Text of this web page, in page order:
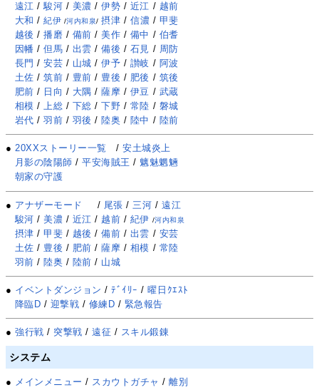
遠江 /駿河 / 美濃 /伊勢 / 近江 / 越前
大和 /紀伊 /河内和泉/摂津 / 信濃 / 甲斐
越後 /播磨 / 備前 /美作 / 備中 / 伯耆
因幡 /但馬 / 出雲 /備後 / 石見 / 周防
長門 /安芸 / 山城 /伊予 / 讃岐 / 阿波
土佐 /筑前 / 豊前 / 豊後 / 肥後 / 筑後
肥前 / 日向 / 大隅 /薩摩 / 伊豆 / 武蔵
相模 /上総 / 下総 /下野 / 常陸 / 磐城
岩代 /羽前 / 羽後 / 陸奥 / 陸中 / 陸前
●20XXストーリー一覧 /安土城炎上
月影の陰陽師 /平安海賊王 / 魑魅魍魎
朝家の守護
● アナザーモード / 尾張 / 三河 / 遠江
駿河 /美濃 / 近江 / 越前 / 紀伊 /河内和泉
摂津 /甲斐 / 越後 /備前 / 出雲 / 安芸
土佐 / 豊後 / 肥前 /薩摩 / 相模 / 常陸
羽前 /陸奥 / 陸前 / 山城
● イベントダンジョン /ﾃﾞｲﾘｰ /曜日ｸｴｽﾄ
降臨D / 迎撃戦 / 修練D / 緊急報告
●強行戦 / 突撃戦 /遠征 / スキル鍛錬
システム
● メインメニュー / スカウトガチャ /離別